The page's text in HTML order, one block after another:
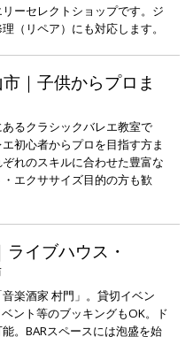
ーセレクトショップです。ジ
（リペア）にも対応します。
｜子供からプロま
るクラシックバレエ教室で
初心者からプロを目指す方ま
れのスキルに合わせた豊富な
エクササイズ目的の方も歓
イブハウス・
楽酒家 村門」。貸切イベン
ント等のブッキングもOK。ド
。BARスペースには泡盛を始